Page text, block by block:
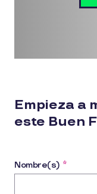
Empieza a
este Buen
Nombre(s) *